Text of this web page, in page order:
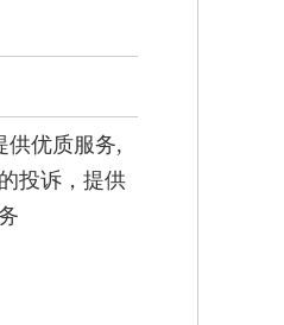
供优质服务,
投诉，提供